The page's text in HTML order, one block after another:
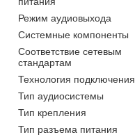
Режим аудиовыхода
Системные компоненты
Соответствие сетевым
стандартам
Технология подключения
Тип аудиосистемы
Тип крепления
Тип разъема питания